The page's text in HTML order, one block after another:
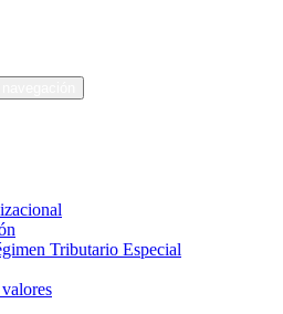
Tributario Especial